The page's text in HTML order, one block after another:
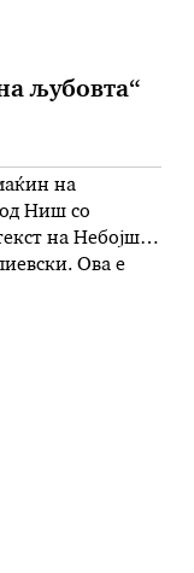
љубовта“
на
од Ниш со
на Небојша
Ова е